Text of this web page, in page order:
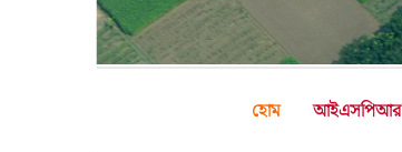
হোম আইএসপিআর